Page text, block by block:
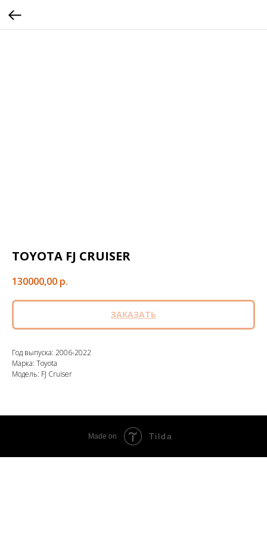
TOYOTA FJ CRUISER
130000,00 р.
ЗАКАЗАТЬ
Год выпуска: 2006-2022
Марка: Toyota
Модель: FJ Cruiser
Made on Tilda